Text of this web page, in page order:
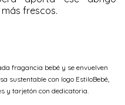
frescos.
fragancia bebé y se envuelven
sustentable con logo EstiloBebé,
y tarjetón con dedicatoria.